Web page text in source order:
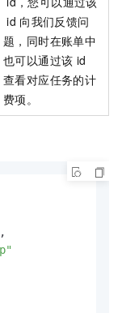
id 向我们反馈问
题，同时在账单中
也可以通过该 id
查看对应任务的计
费项。
,